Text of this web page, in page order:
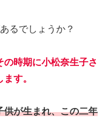
るでしょうか？
の時期に小松奈生子さ
す。
供が生まれ、この二年